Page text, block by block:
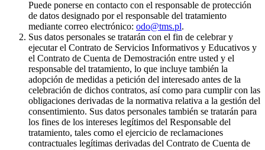
Puede ponerse en contacto con el responsable de protección
de datos designado por el responsable del tratamiento
mediante correo electrónico: odo@tms.pl.
Sus datos personales se tratarán con el fin de celebrar y
ejecutar el Contrato de Servicios Informativos y Educativos y
el Contrato de Cuenta de Demostración entre usted y el
responsable del tratamiento, lo que incluye también la
adopción de medidas a petición del interesado antes de la
celebración de dichos contratos, así como para cumplir con las
obligaciones derivadas de la normativa relativa a la gestión del
consentimiento. Sus datos personales también se tratarán para
los fines de los intereses legítimos del Responsable del
tratamiento, tales como el ejercicio de reclamaciones
contractuales legítimas derivadas del Contrato de Cuenta de